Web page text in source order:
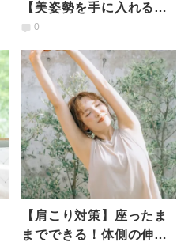
【美姿勢を手に入れる】
ガチガチ肩甲骨まわりを
0
【肩こり対策】座ったま
までできる！体側の伸び